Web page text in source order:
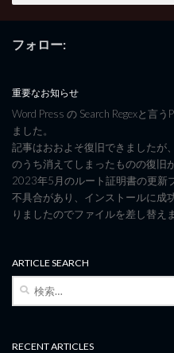
フォロー:
重要なお知らせ
Word Press の Search Regexと言
ました。
記事はおおよそ復旧できましたが、
のうち消えてしまったものの復旧
2023年5月のルート証明書の更新
不具合があり、インストールに成
りましたのでファイルを差し替え
ARTICLE SEARCH
RECENT ARTICLES